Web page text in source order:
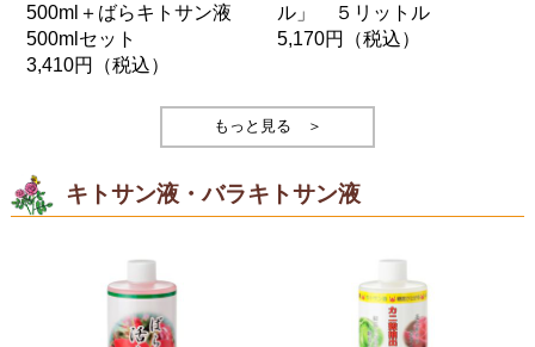
500ml＋ばらキトサン液
500mlセット
3,410円 （税込）
ル」 ５リットル
5,170円 （税込）
もっと見る ＞
キトサン液・バラキトサン液